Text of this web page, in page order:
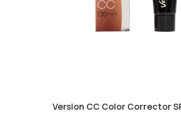
Version CC Color Corrector